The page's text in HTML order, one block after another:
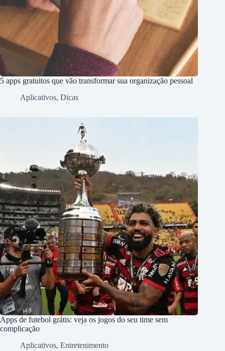
5 apps gratuitos que vão transformar sua organização pessoal
Aplicativos, Dicas
Apps de futebol grátis: veja os jogos do seu time sem
complicação
Aplicativos, Entretenimento